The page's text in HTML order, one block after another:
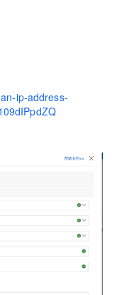
ip-address-